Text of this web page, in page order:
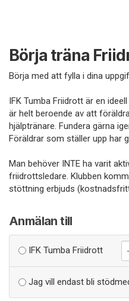
Börja träna
Börja med att fylla i dina
IFK Tumba Friidrott är en
är helt beroende av att
hjälptränare. Fundera gärna
Föräldrar som ställer upp har
Man behöver INTE ha varit
friidrottsledare. Klubben
stöttning erbjuds
Anmälan till
IFK Tumba Friidrott
Jag vill endast bli